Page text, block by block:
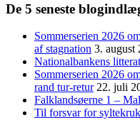
De 5 seneste
Sommerserien 2026
af stagnation 3. august
Nationalbankens
Sommerserien 2026
rand tur-retur 22. juli
Falklandsøerne 1 –
Til forsvar for